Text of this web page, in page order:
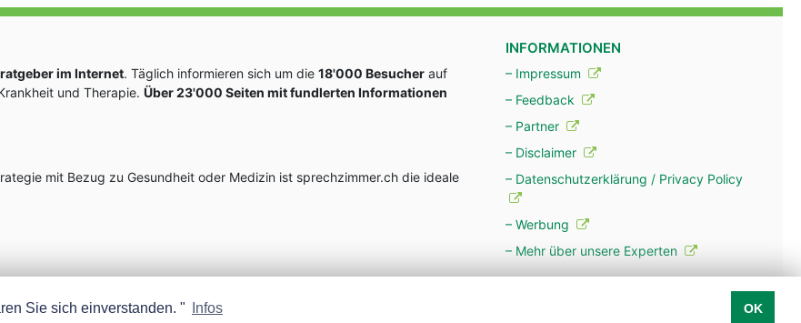
im Internet. Täglich informieren sich um die 18'000 Besucher auf
und Therapie. Über 23'000 Seiten mit fundlerten Informationen
mit Bezug zu Gesundheit oder Medizin ist sprechzimmer.ch die ideale
INFORMATIONEN
– Impressum
– Feedback
– Partner
– Disclaimer
– Datenschutzerklärung / Privacy Policy
– Werbung
– Mehr über unsere Experten
Sie sich einverstanden. " Infos OK